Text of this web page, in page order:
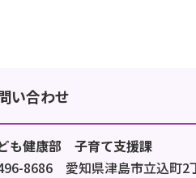
い合わせ
も健康部 子育て支援課
8686 愛知県津島市立込町2